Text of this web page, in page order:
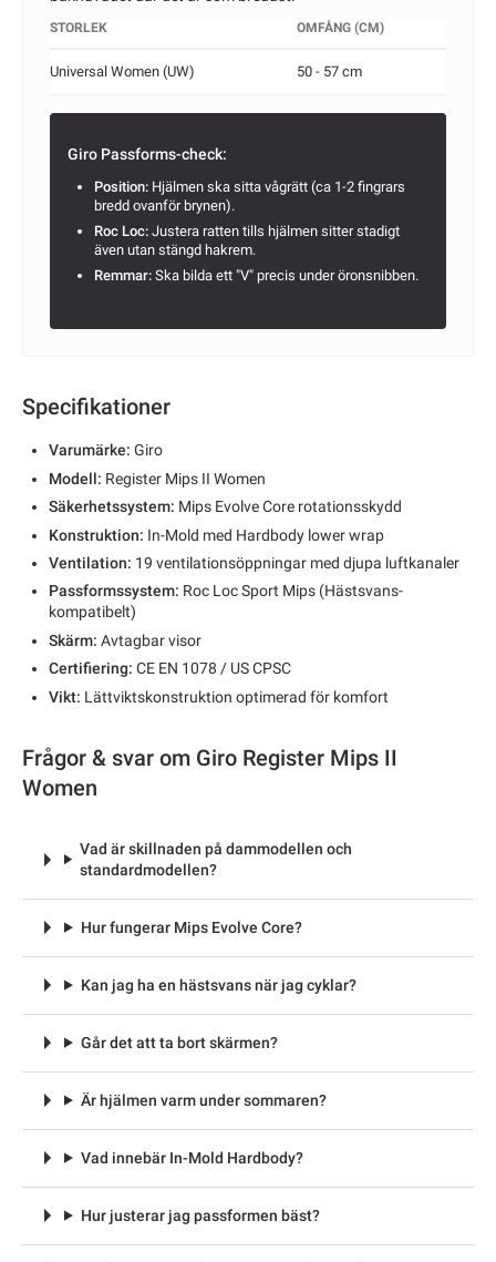
STORLEK OMFÅNG (CM)
Universal Women (UW) 50 - 57 cm
Giro Passforms-check:
Position: Hjälmen ska sitta vågrätt (ca 1-2 fingrars
bredd ovanför brynen).
Roc Loc: Justera ratten tills hjälmen sitter stadigt
även utan stängd hakrem.
Remmar: Ska bilda ett "V" precis under öronsnibben.
Specifikationer
Varumärke: Giro
Modell: Register Mips II Women
Säkerhetssystem: Mips Evolve Core rotationsskydd
Konstruktion: In-Mold med Hardbody lower wrap
Ventilation: 19 ventilationsöppningar med djupa luftkanaler
Passformssystem: Roc Loc Sport Mips (Hästsvans-
kompatibelt)
Skärm: Avtagbar visor
Certifiering: CE EN 1078 / US CPSC
Vikt: Lättviktskonstruktion optimerad för komfort
Frågor & svar om Giro Register Mips II
Women
Vad är skillnaden på dammodellen och
standardmodellen?
Hur fungerar Mips Evolve Core?
Kan jag ha en hästsvans när jag cyklar?
Går det att ta bort skärmen?
Är hjälmen varm under sommaren?
Vad innebär In-Mold Hardbody?
Hur justerar jag passformen bäst?